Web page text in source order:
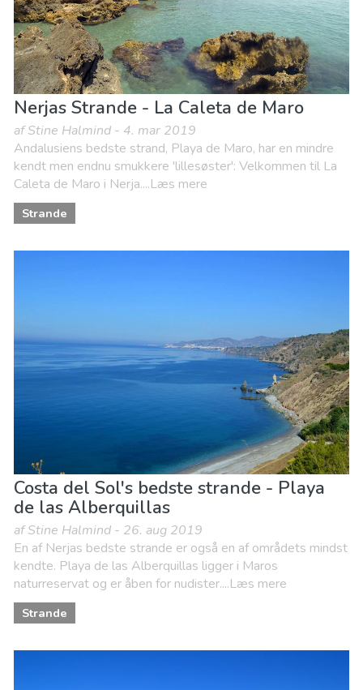
Nerjas Strande - La Caleta de Maro
af Stine Halmind - 4. mar 2019
Andalusiens bedste strand, Playa de Maro, har en mindre
kendt men endnu smukkere 'lillesøster': Velkommen til La
Caleta de Maro i Nerja....Læs mere
Strande
Costa del Sol's bedste strande - Playa
de las Alberquillas
af Stine Halmind - 26. aug 2019
En af Nerjas bedste strande er også en af områdets mindst
kendte. Playa de las Alberquillas ligger i Maros
naturreservat og er åben for nudister....Læs mere
Strande